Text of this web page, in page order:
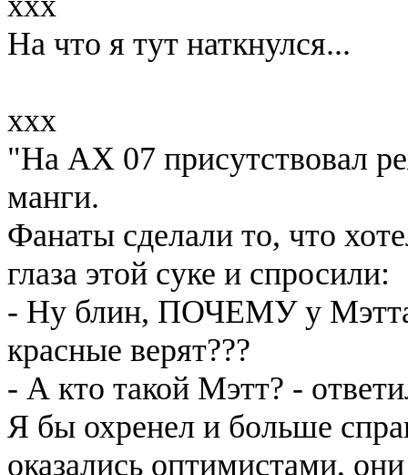
На что я тут наткнулся...
xxx
"На AX 07 присутствовал
манги.
Фанаты сделали то, что
глаза этой суке и спросили:
- Ну блин, ПОЧЕМУ у Мэтта
красные верят???
- А кто такой Мэтт? -
Я бы охренел и больше
оказались оптимистами,